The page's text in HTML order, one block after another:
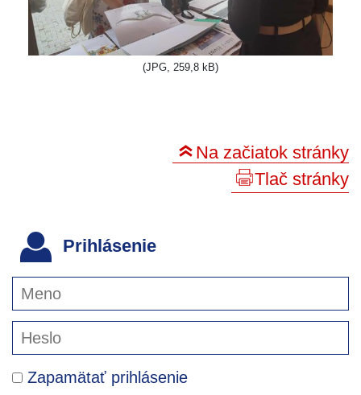
(JPG, 259,8 kB)
Na začiatok stránky
Tlač stránky
Prihlásenie
Zapamätať prihlásenie